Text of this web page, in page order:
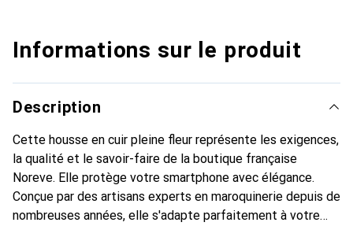
Informations sur le produit
Description
Cette housse en cuir pleine fleur représente les exigences,
la qualité et le savoir-faire de la boutique française
Noreve. Elle protège votre smartphone avec élégance.
Conçue par des artisans experts en maroquinerie depuis de
nombreuses années, elle s'adapte parfaitement à votre